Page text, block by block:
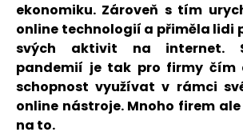
ekonomiku. Zároveň s tím
online technologií a přiměla lidi
svých aktivit na internet.
pandemií je tak pro firmy čím
schopnost využívat v rámci
online nástroje. Mnoho firem
na to.